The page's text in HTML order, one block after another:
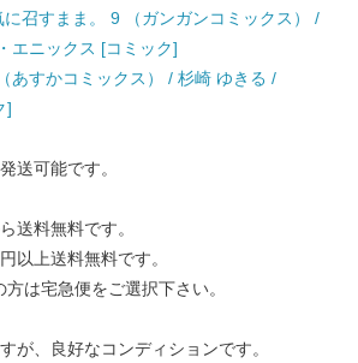
召すまま。 9 （ガンガンコミックス） /
エニックス [コミック]
あすかコミックス） / 杉崎 ゆきる /
]
送可能です。
送料無料です。
以上送料無料です。
は宅急便をご選択下さい。
が、良好なコンディションです。